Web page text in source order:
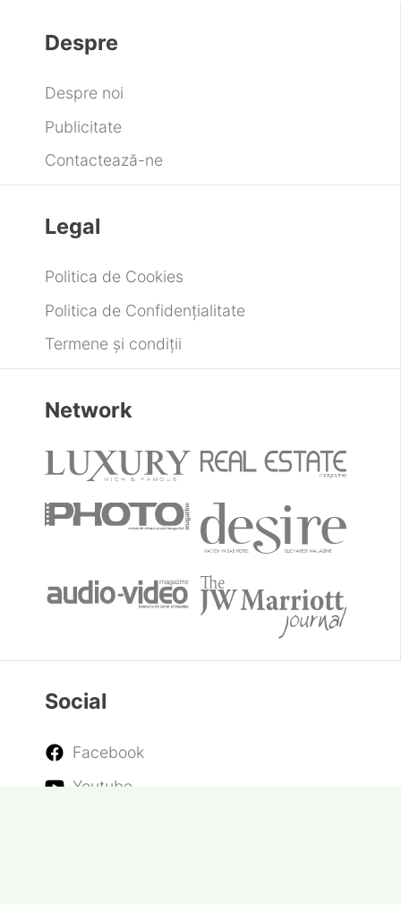
Van Cleef & Arpels reinterpretează colecția
Apartamente mai ieftine în plină inflație? |
Alexandru Cosma (tbi bank), la Real Estate
Talks